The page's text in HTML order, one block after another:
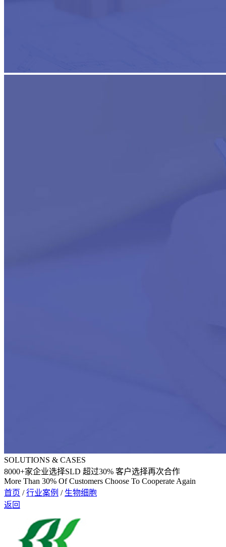
SOLUTIONS & CASES
8000+家企业选择SLD 超过30% 客户选择再次合作
More Than 30% Of Customers Choose To Cooperate Again
首页 /行业案例 / 生物细胞
返回